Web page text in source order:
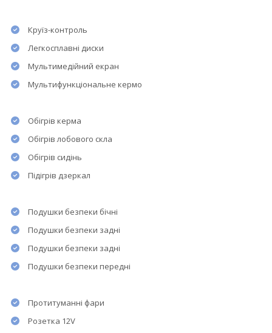
Круїз-контроль
Легкосплавні диски
Мультимедійний екран
Мультифункціональне кермо
Обігрів керма
Обігрів лобового скла
Обігрів сидінь
Підігрів дзеркал
Подушки безпеки бічні
Подушки безпеки задні
Подушки безпеки задні
Подушки безпеки передні
Протитуманні фари
Розетка 12V